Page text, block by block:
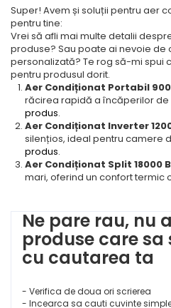
Bideuri electrice si non-electrice
MegaHome
OzonFix
Philips
Samsung
Whirlpool
Super! Avem și soluții pentru aer
pentru tine:
Vrei să afli mai multe detalii
produse? Sau poate ai nevoie
personalizată? Te rog să-mi spui
pentru produsul dorit.
Aer Condiționat Portabil
răcirea rapidă a încăperilor de
produs.
Aer Condiționat Inverter
silențios, ideal pentru camere
produs.
Aer Condiționat Split 18000
mari, oferind un confort termic
Ne pare rau, nu
produse care sa
cu cautarea ta
- Verifica de doua ori scrierea
- Incearca sa cauti cuvinte